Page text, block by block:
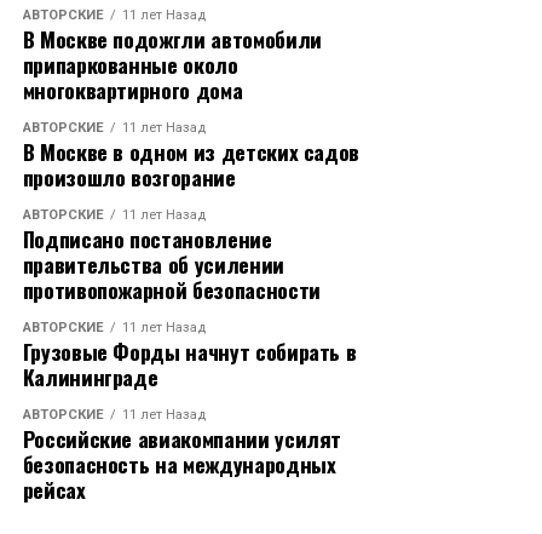
АВТОРСКИЕ 11 лет Назад
В Москве подожгли автомобили
припаркованные около
многоквартирного дома
АВТОРСКИЕ 11 лет Назад
В Москве в одном из детских садов
произошло возгорание
АВТОРСКИЕ 11 лет Назад
Подписано постановление
правительства об усилении
противопожарной безопасности
АВТОРСКИЕ 11 лет Назад
Грузовые Форды начнут собирать в
Калининграде
АВТОРСКИЕ 11 лет Назад
Российские авиакомпании усилят
безопасность на международных
рейсах